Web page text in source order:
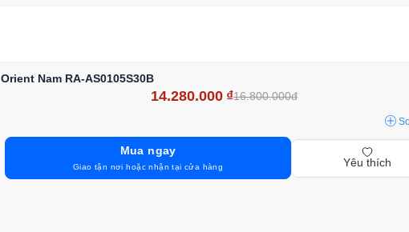
Orient Nam RA-AS0105S30B
14.280.000 ₫16.800.000đ
Mua ngay
Giao tận nơi hoặc nhận tại cửa hàng Yêu thích